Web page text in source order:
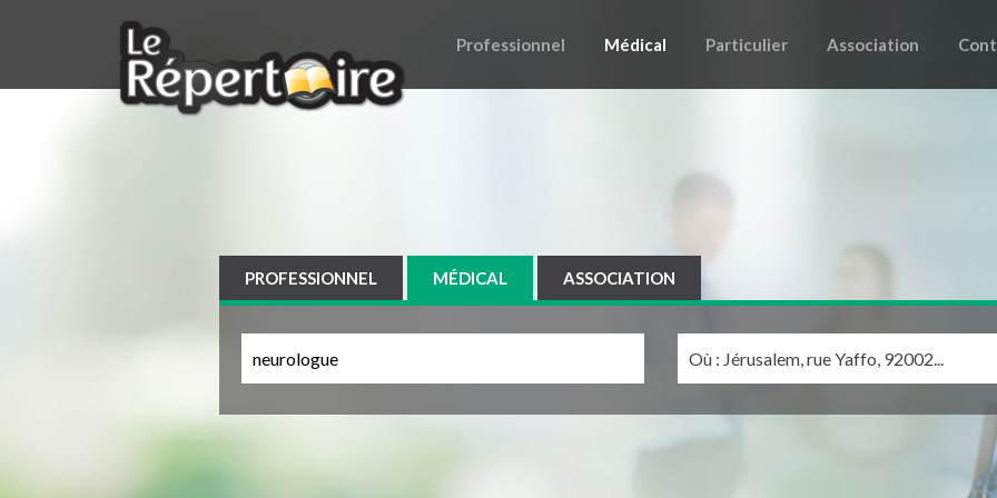
Professionnel Médical Particulier Association
PROFESSIONNEL MÉDICAL ASSOCIATION